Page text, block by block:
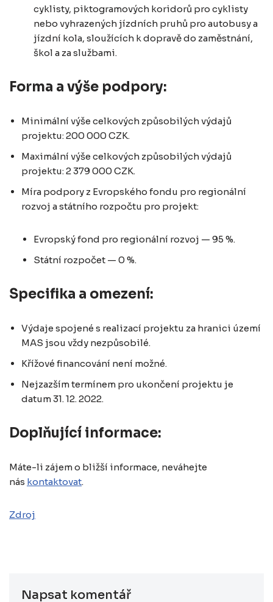
cyklisty, piktogramových koridorů pro cyklisty
nebo vyhrazených jízdních pruhů pro autobusy a
jízdní kola, sloužících k dopravě do zaměstnání,
škol a za službami.
Forma a výše podpory:
Minimální výše celkových způsobilých výdajů
projektu: 200 000 CZK.
Maximální výše celkových způsobilých výdajů
projektu: 2 379 000 CZK.
Míra podpory z Evropského fondu pro regionální
rozvoj a státního rozpočtu pro projekt:
Evropský fond pro regionální rozvoj — 95 %.
Státní rozpočet — 0 %.
Specifika a omezení:
Výdaje spojené s realizací projektu za hranici území
MAS jsou vždy nezpůsobilé.
Křížové financování není možné.
Nejzazším termínem pro ukončení projektu je
datum 31. 12. 2022.
Doplňující informace:
Máte-li zájem o bližší informace, neváhejte
nás kontaktovat.
Zdroj
Napsat komentář